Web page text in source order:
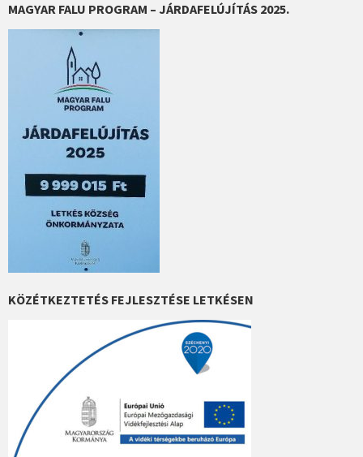
MAGYAR FALU PROGRAM – JÁRDAFELÚJÍTÁS 2025.
KÖZÉTKEZTETÉS FEJLESZTÉSE LETKÉSEN